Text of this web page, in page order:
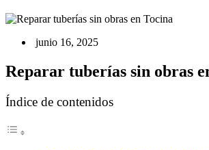
junio 16, 2025
Reparar tuberías sin obras
Índice de contenidos